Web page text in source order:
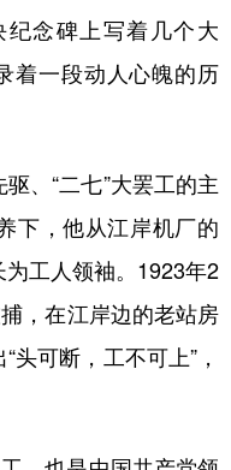
念碑上写着几个大
着一段动人心魄的历
、“二七”大罢工的主
下，他从江岸机厂的
工人领袖。1923年2
，在江岸边的老站房
头可断，工不可上”，